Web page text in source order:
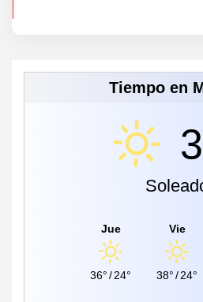
Tiempo en
Jue
36°/24°
Vie
38°/24°